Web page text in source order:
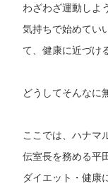
わざわざ運動しよ
気持ちで始めてい
て、健康に近づけ
どうしてそんなに
ここでは、ハナマ
伝室長を務める平
ダイエット・健康